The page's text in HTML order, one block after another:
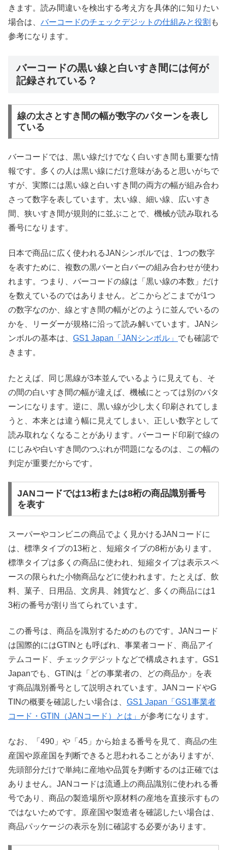
きます。読み間違いを検出する考え方を具体的に知りたい
場合は、 バーコードのチェックデジットの仕組みと役割 も
参考になります。
バーコードの黒い線と白いすき間には何が
記録されている？
線の太さとすき間の幅が数字のパターンを表し
ている
バーコードでは、黒い線だけでなく白いすき間も重要な情
報です。多くの人は黒い線にだけ意味があると思いがちで
すが、実際には黒い線と白いすき間の両方の幅が組み合わ
さって数字を表しています。太い線、細い線、広いすき
間、狭いすき間が規則的に並ぶことで、機械が読み取れる
番号になります。
日本で商品に広く使われるJANシンボルでは、1つの数字
を表すために、複数の黒バーと白バーの組み合わせが使わ
れます。つまり、バーコードの線は「黒い線の本数」だけ
を数えているのではありません。どこからどこまでが1つ
の数字なのか、線とすき間の幅がどのように並んでいるの
かを、リーダーが規格に沿って読み解いています。JANシ
ンボルの基本は、 GS1 Japan「JANシンボル」 でも確認で
きます。
たとえば、同じ黒線が3本並んでいるように見えても、そ
の間の白いすき間の幅が違えば、機械にとっては別のパタ
ーンになります。逆に、黒い線が少し太く印刷されてしま
うと、本来とは違う幅に見えてしまい、正しい数字として
読み取れなくなることがあります。バーコード印刷で線の
にじみや白いすき間のつぶれが問題になるのは、この幅の
判定が重要だからです。
JANコードでは13桁または8桁の商品識別番号
を表す
スーパーやコンビニの商品でよく見かけるJANコードに
は、標準タイプの13桁と、短縮タイプの8桁があります。
標準タイプは多くの商品に使われ、短縮タイプは表示スペ
ースの限られた小物商品などに使われます。たとえば、飲
料、菓子、日用品、文房具、雑貨など、多くの商品には1
3桁の番号が割り当てられています。
この番号は、商品を識別するためのものです。JANコード
は国際的にはGTINとも呼ばれ、事業者コード、商品アイ
テムコード、チェックデジットなどで構成されます。GS1
Japanでも、GTINは「どの事業者の、どの商品か」を表
す商品識別番号として説明されています。JANコードやG
TINの概要を確認したい場合は、 GS1 Japan「GS1事業者
コード・GTIN（JANコード）とは」 が参考になります。
なお、「490」や「45」から始まる番号を見て、商品の生
産国や原産国を判断できると思われることがありますが、
先頭部分だけで単純に産地や品質を判断するのは正確では
ありません。JANコードは流通上の商品識別に使われる番
号であり、商品の製造場所や原材料の産地を直接示すもの
ではないためです。原産国や製造者を確認したい場合は、
商品パッケージの表示を別に確認する必要があります。